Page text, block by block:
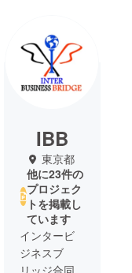
IBB
東京都
他に23件の
プロジェク
トを掲載し
ています
インタービ
ジネスブ